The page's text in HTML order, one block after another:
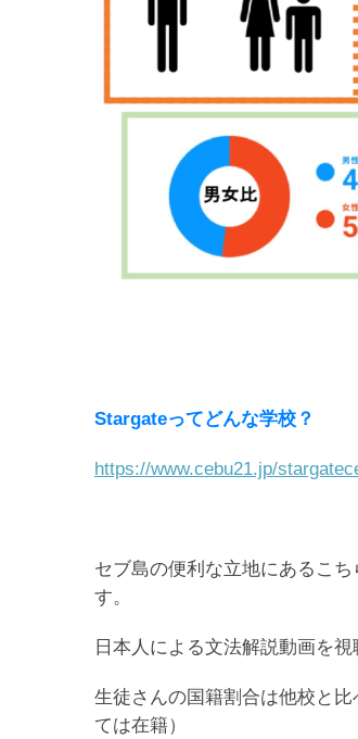
Stargateってどんな学校？
https://www.cebu21.jp/
セブ島の便利な立地にあるこ
す。
日本人による文法解説動画を
生徒さんの国籍割合は他校と
ては在籍）